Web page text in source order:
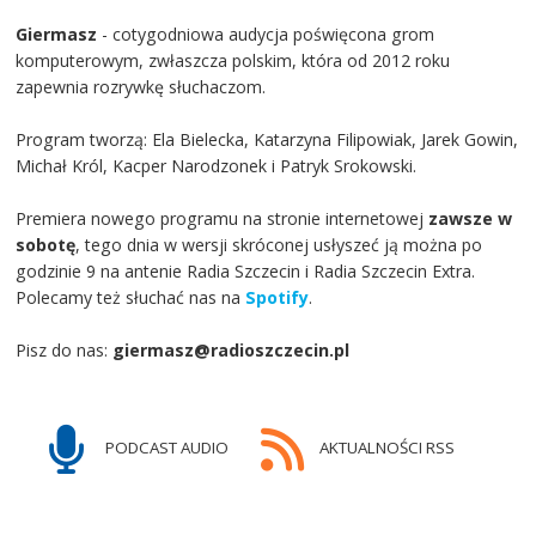
Giermasz - cotygodniowa audycja poświęcona grom
komputerowym, zwłaszcza polskim, która od 2012 roku
zapewnia rozrywkę słuchaczom.
Program tworzą: Ela Bielecka, Katarzyna Filipowiak, Jarek Gowin,
Michał Król, Kacper Narodzonek i Patryk Srokowski.
Premiera nowego programu na stronie internetowej zawsze w
sobotę, tego dnia w wersji skróconej usłyszeć ją można po
godzinie 9 na antenie Radia Szczecin i Radia Szczecin Extra.
Polecamy też słuchać nas na Spotify.
Pisz do nas: giermasz@radioszczecin.pl
PODCAST AUDIO AKTUALNOŚCI RSS